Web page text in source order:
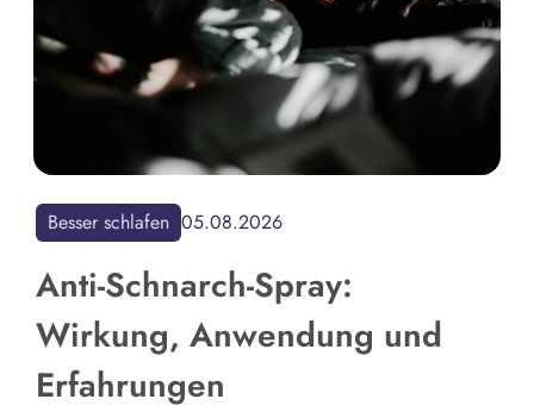
Besser schlafen 05.08.2026
Anti-Schnarch-Spray:
Wirkung, Anwendung und
Erfahrungen